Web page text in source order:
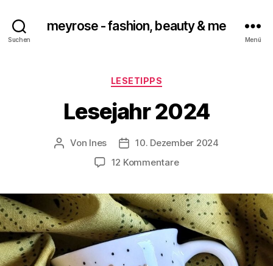
Suchen
meyrose - fashion, beauty & me
Menü
Kategorien
LESETIPPS
Lesejahr 2024
Beitragsautor
Von Ines Veröffentlichungsdatum
10. Dezember 2024
12 Kommentarezu